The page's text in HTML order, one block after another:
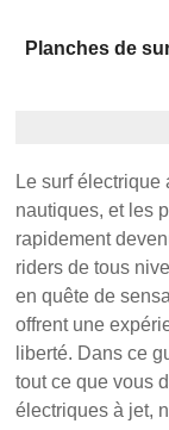
Planches de
Le surf
nautiques, et les
rapidement
riders de tous
en quête de
offrent une
liberté. Dans ce
tout ce que vous
électriques à jet,